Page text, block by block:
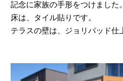
記念に家族の手形をつけました。
床は、タイル貼りです。
テラスの壁は、ジョリパッド仕